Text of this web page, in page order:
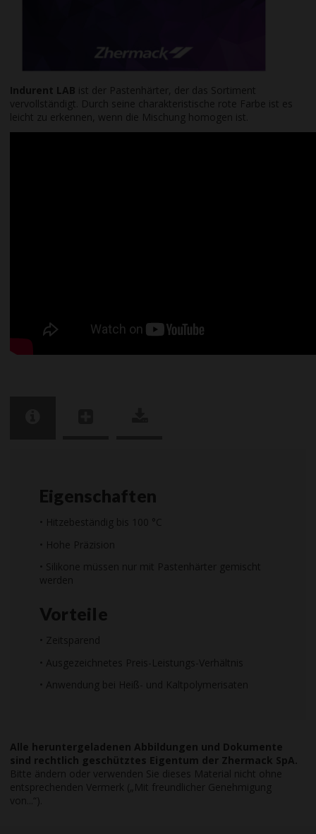
Indurent LAB ist der Pastenhärter, der das Sortiment
vervollständigt. Durch seine charakteristische rote Farbe ist es
leicht zu erkennen, wenn die Mischung homogen ist.
Eigenschaften
• Hitzebeständig bis 100 °C
• Hohe Präzision
• Silikone müssen nur mit Pastenhärter gemischt
werden
Vorteile
• Zeitsparend
• Ausgezeichnetes Preis-Leistungs-Verhältnis
• Anwendung bei Heiß- und Kaltpolymerisaten
Alle heruntergeladenen Abbildungen und Dokumente
sind rechtlich geschütztes Eigentum der Zhermack SpA.
Bitte ändern oder verwenden Sie dieses Material nicht ohne
entsprechenden Vermerk („Mit freundlicher Genehmigung
von...“).